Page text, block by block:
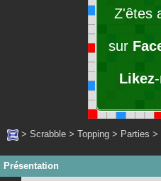
Z'êtes
sur
Likez
> Scrabble > Topping > Parties >
Présentation